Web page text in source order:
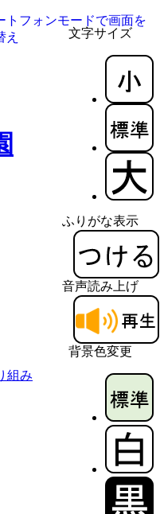
文字サイズ
ふりがな表示
音声読み上げ
背景色変更
トフォンモードで画面を
え
組み